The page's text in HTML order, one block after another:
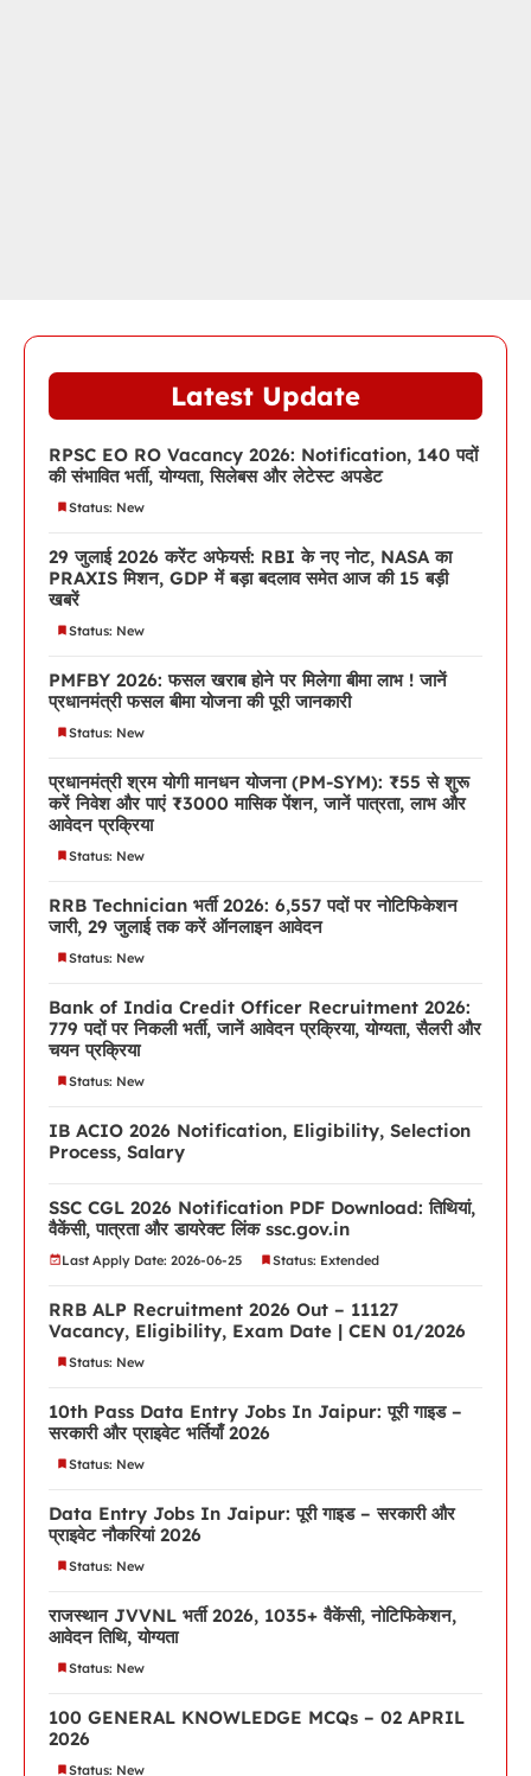
Latest Update
RPSC EO RO Vacancy 2026: Notification, 140 पदों
की संभावित भर्ती, योग्यता, सिलेबस और लेटेस्ट अपडेट
Status: New
29 जुलाई 2026 करेंट अफेयर्स: RBI के नए नोट, NASA का
PRAXIS मिशन, GDP में बड़ा बदलाव समेत आज की 15 बड़ी
खबरें
Status: New
PMFBY 2026: फसल खराब होने पर मिलेगा बीमा लाभ ! जानें
प्रधानमंत्री फसल बीमा योजना की पूरी जानकारी
Status: New
प्रधानमंत्री श्रम योगी मानधन योजना (PM-SYM): ₹55 से शुरू
करें निवेश और पाएं ₹3000 मासिक पेंशन, जानें पात्रता, लाभ और
आवेदन प्रक्रिया
Status: New
RRB Technician भर्ती 2026: 6,557 पदों पर नोटिफिकेशन
जारी, 29 जुलाई तक करें ऑनलाइन आवेदन
Status: New
Bank of India Credit Officer Recruitment 2026:
779 पदों पर निकली भर्ती, जानें आवेदन प्रक्रिया, योग्यता, सैलरी और
चयन प्रक्रिया
Status: New
IB ACIO 2026 Notification, Eligibility, Selection
Process, Salary
SSC CGL 2026 Notification PDF Download: तिथियां,
वैकेंसी, पात्रता और डायरेक्ट लिंक ssc.gov.in
Last Apply Date: 2026-06-25 Status: Extended
RRB ALP Recruitment 2026 Out – 11127
Vacancy, Eligibility, Exam Date | CEN 01/2026
Status: New
10th Pass Data Entry Jobs In Jaipur: पूरी गाइड –
सरकारी और प्राइवेट भर्तियाँ 2026
Status: New
Data Entry Jobs In Jaipur: पूरी गाइड – सरकारी और
प्राइवेट नौकरियां 2026
Status: New
राजस्थान JVVNL भर्ती 2026, 1035+ वैकेंसी, नोटिफिकेशन,
आवेदन तिथि, योग्यता
Status: New
100 GENERAL KNOWLEDGE MCQs – 02 APRIL
2026
Status: New